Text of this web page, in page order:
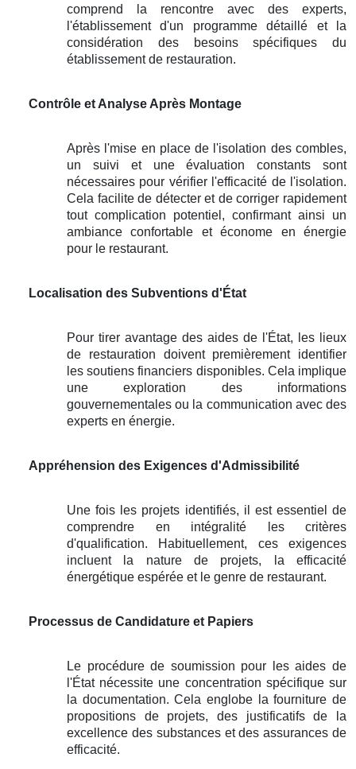
comprend la rencontre avec des experts,
l'établissement d'un programme détaillé et la
considération des besoins spécifiques du
établissement de restauration.
Contrôle et Analyse Après Montage
Après l'mise en place de l'isolation des combles,
un suivi et une évaluation constants sont
nécessaires pour vérifier l'efficacité de l'isolation.
Cela facilite de détecter et de corriger rapidement
tout complication potentiel, confirmant ainsi un
ambiance confortable et économe en énergie
pour le restaurant.
Localisation des Subventions d'État
Pour tirer avantage des aides de l'État, les lieux
de restauration doivent premièrement identifier
les soutiens financiers disponibles. Cela implique
une exploration des informations
gouvernementales ou la communication avec des
experts en énergie.
Appréhension des Exigences d'Admissibilité
Une fois les projets identifiés, il est essentiel de
comprendre en intégralité les critères
d'qualification. Habituellement, ces exigences
incluent la nature de projets, la efficacité
énergétique espérée et le genre de restaurant.
Processus de Candidature et Papiers
Le procédure de soumission pour les aides de
l'État nécessite une concentration spécifique sur
la documentation. Cela englobe la fourniture de
propositions de projets, des justificatifs de la
excellence des substances et des assurances de
efficacité.